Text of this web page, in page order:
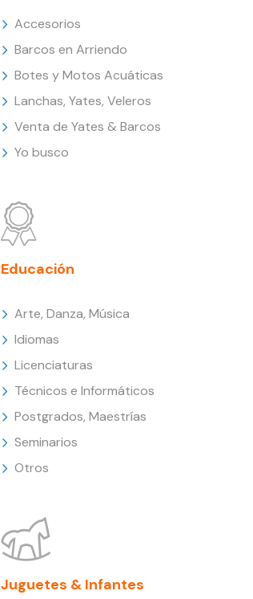
Accesorios
Barcos en Arriendo
Botes y Motos Acuáticas
Lanchas, Yates, Veleros
Venta de Yates & Barcos
Yo busco
Educación
Arte, Danza, Música
Idiomas
Licenciaturas
Técnicos e Informáticos
Postgrados, Maestrías
Seminarios
Otros
Juguetes & Infantes